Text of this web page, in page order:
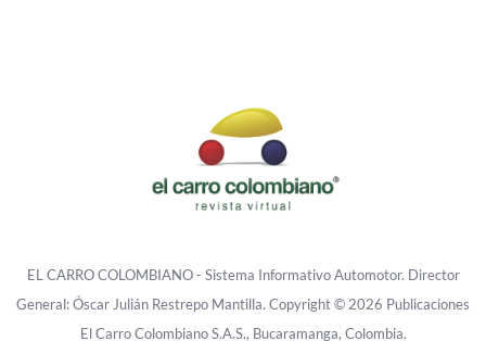
EL CARRO COLOMBIANO - Sistema Informativo Automotor. Director
General: Óscar Julián Restrepo Mantilla. Copyright © 2026 Publicaciones
El Carro Colombiano S.A.S., Bucaramanga, Colombia.